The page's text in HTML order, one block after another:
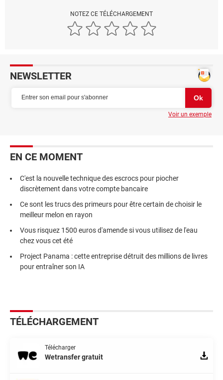
NOTEZ CE TÉLÉCHARGEMENT
NEWSLETTER
Voir un exemple
EN CE MOMENT
C'est la nouvelle technique des escrocs pour piocher
discrètement dans votre compte bancaire
Ce sont les trucs des primeurs pour être certain de choisir le
meilleur melon en rayon
Vous risquez 1500 euros d'amende si vous utilisez de l'eau
chez vous cet été
Project Panama : cette entreprise détruit des millions de livres
pour entraîner son IA
TÉLÉCHARGEMENT
Télécharger
Wetransfer gratuit